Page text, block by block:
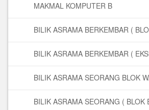
MAKMAL KOMPUTER B
BILIK ASRAMA BERKEMBAR (
BILIK ASRAMA BERKEMBAR (
BILIK ASRAMA SEORANG BLOK
BILIK ASRAMA SEORANG ( BLOK